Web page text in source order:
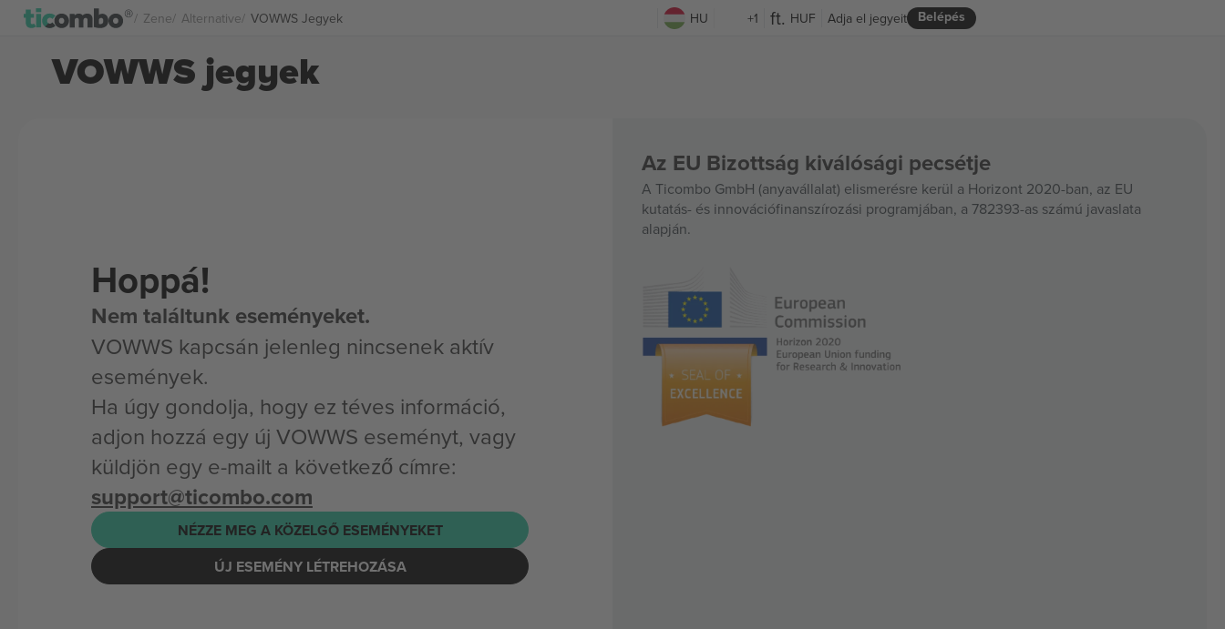
Zene Alternative VOWWS Jegyek HU +1 HUF Belépés
Adja el jegyeit
VOWWS jegyek
Hoppá!
Nem találtunk eseményeket.
VOWWS kapcsán jelenleg nincsenek aktív
események.
Ha úgy gondolja, hogy ez téves információ,
adjon hozzá egy új VOWWS eseményt, vagy
küldjön egy e-mailt a következő címre:
support@ticombo.com
NÉZZE MEG A KÖZELGŐ ESEMÉNYEKET
ÚJ ESEMÉNY LÉTREHOZÁSA
Az EU Bizottság kiválósági pecsétje
A Ticombo GmbH (anyavállalat) elismerésre kerül a Horizont 2020-ban, az EU
kutatás- és innovációfinanszírozási programjában, a 782393-as számú javaslata
alapján.